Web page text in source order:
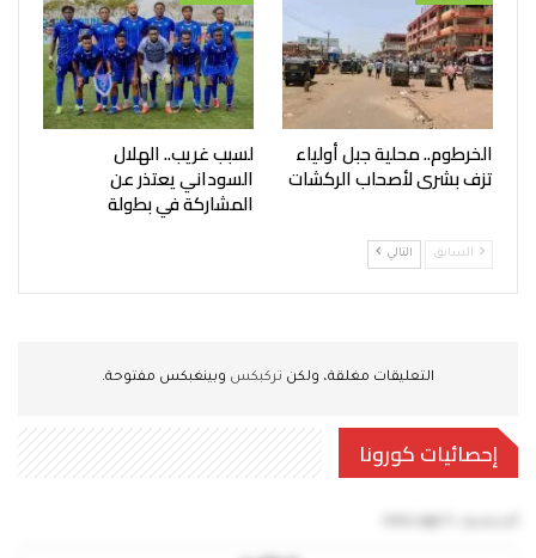
الخرطوم.. محلية جبل أولياء
تزف بشرى لأصحاب الركشات
لسبب غريب.. الهلال
السوداني يعتذر عن
المشاركة في بطولة
السابق التالي
التعليقات مغلقة، ولكن تركبكس وبينغبكس مفتوحة.
إحصائيات كورونا